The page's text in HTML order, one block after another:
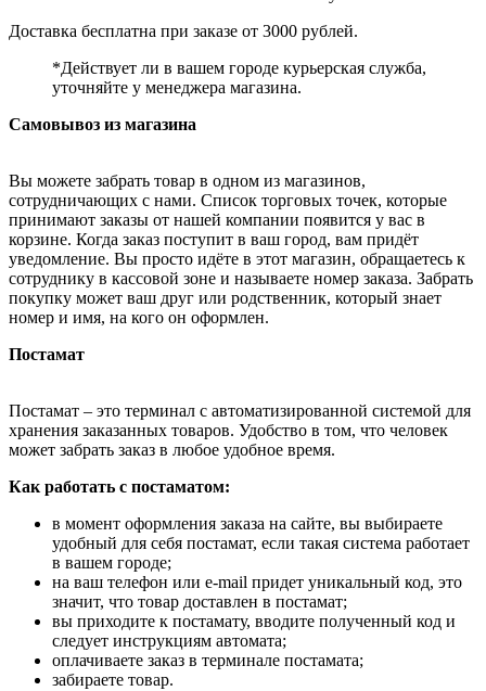
Доставка бесплатна при заказе от 3000 рублей.
*Действует ли в вашем городе курьерская служба,
уточняйте у менеджера магазина.
Самовывоз из магазина
Вы можете забрать товар в одном из магазинов,
сотрудничающих с нами. Список торговых точек, которые
принимают заказы от нашей компании появится у вас в
корзине. Когда заказ поступит в ваш город, вам придёт
уведомление. Вы просто идёте в этот магазин, обращаетесь к
сотруднику в кассовой зоне и называете номер заказа. Забрать
покупку может ваш друг или родственник, который знает
номер и имя, на кого он оформлен.
Постамат
Постамат – это терминал с автоматизированной системой для
хранения заказанных товаров. Удобство в том, что человек
может забрать заказ в любое удобное время.
Как работать с постаматом:
в момент оформления заказа на сайте, вы выбираете
удобный для себя постамат, если такая система работает
в вашем городе;
на ваш телефон или e-mail придет уникальный код, это
значит, что товар доставлен в постамат;
вы приходите к постамату, вводите полученный код и
следует инструкциям автомата;
оплачиваете заказ в терминале постамата;
забираете товар.